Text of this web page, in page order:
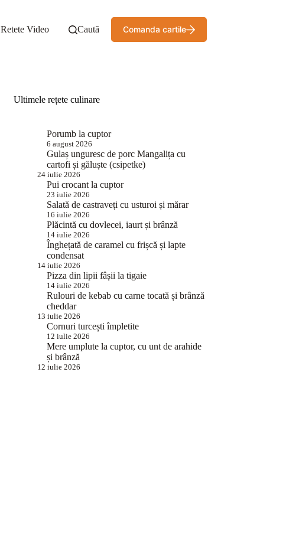
Retete Video Caută Comanda cartile
Ultimele rețete culinare
Porumb la cuptor
6 august 2026
Gulaș unguresc de porc Mangalița cu
cartofi și găluște (csipetke)
24 iulie 2026
Pui crocant la cuptor
23 iulie 2026
Salată de castraveți cu usturoi și mărar
16 iulie 2026
Plăcintă cu dovlecei, iaurt și brânză
14 iulie 2026
Înghețată de caramel cu frișcă și lapte
condensat
14 iulie 2026
Pizza din lipii fâșii la tigaie
14 iulie 2026
Rulouri de kebab cu carne tocată și brânză
cheddar
13 iulie 2026
Cornuri turcești împletite
12 iulie 2026
Mere umplute la cuptor, cu unt de arahide
și brânză
12 iulie 2026